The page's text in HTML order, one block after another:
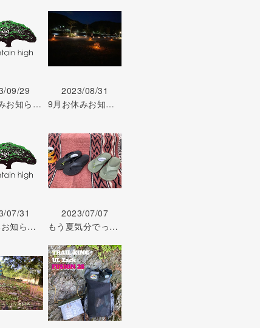
09/29
10月休みお知らせ 9/29
2023/08/31
9月お休みお知らせ 8/31
07/31
8月休みお知らせ 7/31
2023/07/07
もう夏気分でっ！ 〜 OOFOS 〜 7/7